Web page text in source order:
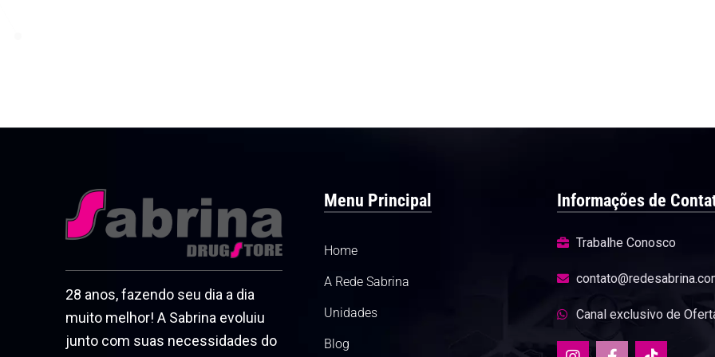
28 anos, fazendo seu dia a dia
muito melhor! A Sabrina evoluiu
junto com suas necessidades do
Menu Principal
Home
A Rede Sabrina
Unidades
Blog
Informações de
Trabalhe Conosco
Canal exclusivo de